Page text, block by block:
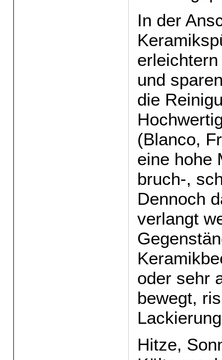
In der
und
die
(Blanco,
eine hohe
bruch-,
Dennoch
verlangt
oder sehr
bewegt,
Hitze,